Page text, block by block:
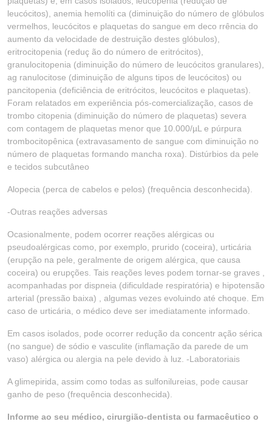
leucócitos), anemia hemolíti ca (diminuição do número de glóbulos
vermelhos, leucócitos e plaquetas do sangue em deco rrência do
aumento da velocidade de destruição destes glóbulos),
eritrocitopenia (reduç ão do número de eritrócitos),
granulocitopenia (diminuição do número de leucócitos granulares),
ag ranulocitose (diminuição de alguns tipos de leucócitos) ou
pancitopenia (deficiência de eritrócitos, leucócitos e plaquetas).
Foram relatados em experiência pós-comercialização, casos de
trombo citopenia (diminuição do número de plaquetas) severa
com contagem de plaquetas menor que 10.000/µL e púrpura
trombocitopênica (extravasamento de sangue com diminuição no
número de plaquetas formando mancha roxa). Distúrbios da pele
e tecidos subcutâneo
Alopecia (perca de cabelos e pelos) (frequência desconhecida).
-Outras reações adversas
Ocasionalmente, podem ocorrer reações alérgicas ou
pseudoalérgicas como, por exemplo, prurido (coceira), urticária
(erupção na pele, geralmente de origem alérgica, que causa
coceira) ou erupções. Tais reações leves podem tornar-se graves ,
acompanhadas por dispneia (dificuldade respiratória) e hipotensão
arterial (pressão baixa) , algumas vezes evoluindo até choque. Em
caso de urticária, o médico deve ser imediatamente informado.
Em casos isolados, pode ocorrer redução da concentr ação sérica
(no sangue) de sódio e vasculite (inflamação da parede de um
vaso) alérgica ou alergia na pele devido à luz. -Laboratoriais
A glimepirida, assim como todas as sulfonilureias, pode causar
ganho de peso (frequência desconhecida).
Informe ao seu médico, cirurgião-dentista ou farmacêutico o